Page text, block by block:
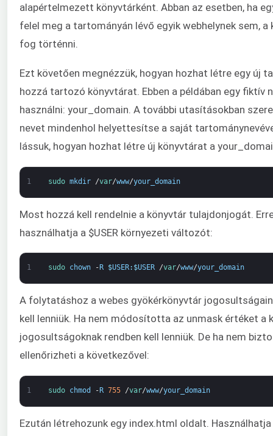
alapértelmezett könyvtárként. Abban az esetben, ha
felel meg a tartományán lévő egyik webhelynek sem, a
fog történni.
Ezt követően megnézzük, hogyan hozhat létre egy új
hozzá tartozó könyvtárat. Ebben a példában egy fiktív
használni: your_domain. A további utasításokban
nevet mindenhol helyettesítse a saját
lássuk, hogyan hozhat létre új könyvtárat a
1 sudo mkdir /var/www/your_domain
Most hozzá kell rendelnie a könyvtár tulajdonjogát.
használhatja a $USER környezeti változót:
1 sudo chown - R $USER: $USER /var/www/your_domain
A folytatáshoz a webes gyökérkönyvtár
kell lenniük. Ha nem módosította az unmask értéket a
jogosultságoknak rendben kell lenniük. De ha nem
ellenőrizheti a következővel:
1 sudo chmod -R 755 /var/www/your_domain
Ezután létrehozunk egy index.html oldalt.